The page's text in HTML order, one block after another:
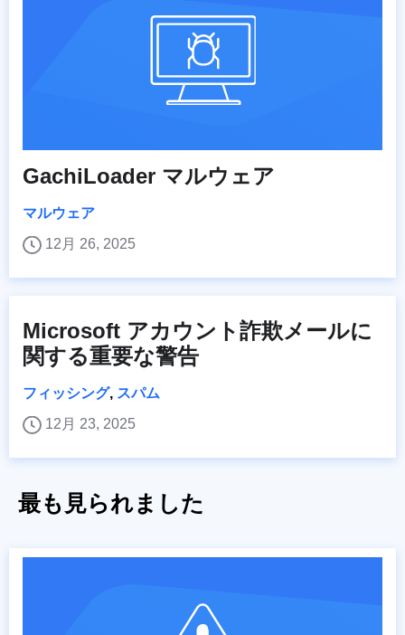
GachiLoader マルウェア
マルウェア
12月 26, 2025
Microsoft アカウント詐欺メールに
関する重要な警告
フィッシング, スパム
12月 23, 2025
最も見られました